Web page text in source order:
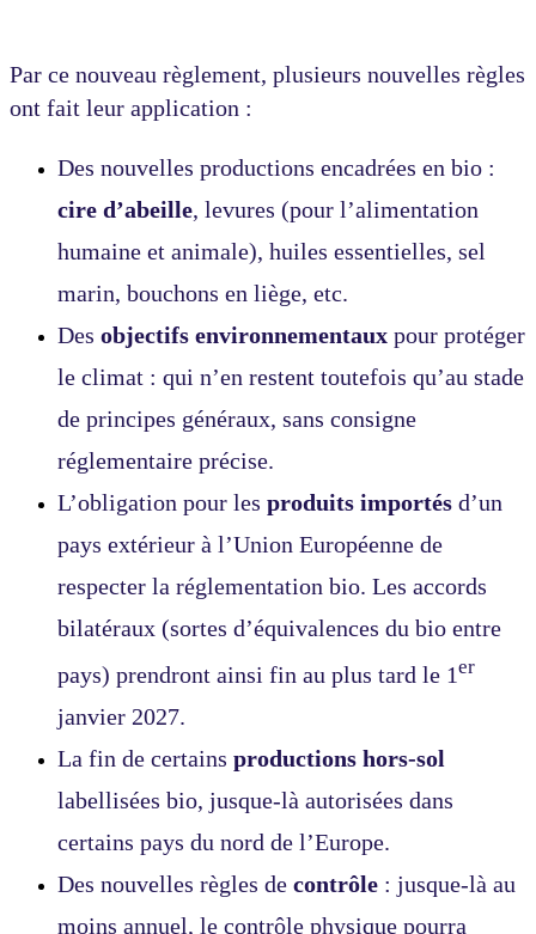
Par ce nouveau règlement, plusieurs nouvelles règles
ont fait leur application :
Des nouvelles productions encadrées en bio :
cire d’abeille, levures (pour l’alimentation
humaine et animale), huiles essentielles, sel
marin, bouchons en liège, etc.
Des objectifs environnementaux pour protéger
le climat : qui n’en restent toutefois qu’au stade
de principes généraux, sans consigne
réglementaire précise.
L’obligation pour les produits importés d’un
pays extérieur à l’Union Européenne de
respecter la réglementation bio. Les accords
bilatéraux (sortes d’équivalences du bio entre
pays) prendront ainsi fin au plus tard le 1er
janvier 2027.
La fin de certains productions hors-sol
labellisées bio, jusque-là autorisées dans
certains pays du nord de l’Europe.
Des nouvelles règles de contrôle : jusque-là au
moins annuel, le contrôle physique pourra